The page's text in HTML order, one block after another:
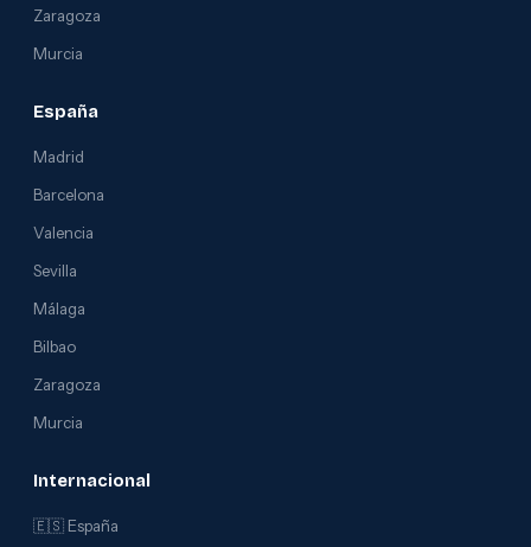
Zaragoza
Murcia
España
Madrid
Barcelona
Valencia
Sevilla
Málaga
Bilbao
Zaragoza
Murcia
Internacional
🇪🇸 España